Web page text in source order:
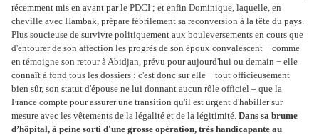
récemment mis en avant par le PDCI ; et enfin Dominique, laquelle, en
cheville avec Hambak, prépare fébrilement sa reconversion à la tête du pays.
Plus soucieuse de survivre politiquement aux bouleversements en cours que
d'entourer de son affection les progrès de son époux convalescent − comme
en témoigne son retour à Abidjan, prévu pour aujourd'hui ou demain − elle
connaît à fond tous les dossiers : c'est donc sur elle − tout officieusement
bien sûr, son statut d'épouse ne lui donnant aucun rôle officiel – que la
France compte pour assurer une transition qu'il est urgent d'habiller sur
mesure avec les vêtements de la légalité et de la légitimité. Dans sa brume
d’hôpital, à peine sorti d'une grosse opération, très handicapante au